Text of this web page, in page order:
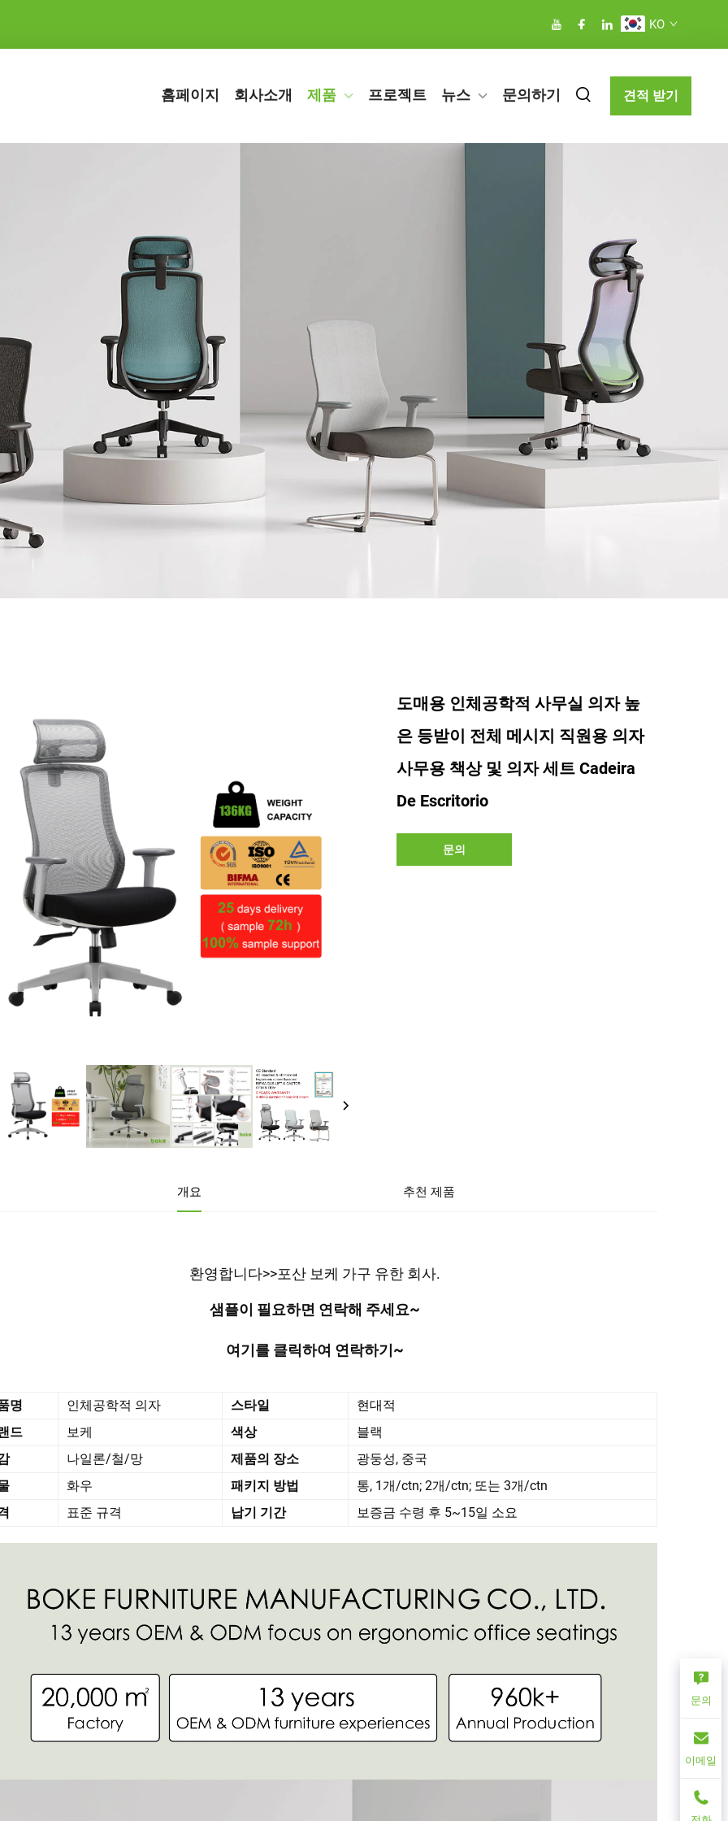
KO
홈페이지 회사소개 제품 프로젝트 뉴스 문의하기 견적 받기
도매용 인체공학적 사무실 의자 높
은 등받이 전체 메시지 직원용 의자
사무용 책상 및 의자 세트 Cadeira
De Escritorio
문의
개요 추천 제품
환영합니다>>포산 보케 가구 유한 회사.
샘플이 필요하면 연락해 주세요~
여기를 클릭하여 연락하기~
명 인체공학적 의자 스타일
현대적
드
보케 색상
블랙
나일론/철/망 제품의 장소
광둥성, 중국
화우 패키지 방법
통, 1개/ctn; 2개/ctn; 또는 3개/ctn
표준 규격 납기 기간 보증금 수령 후 5~15일 소요
문의
이메일